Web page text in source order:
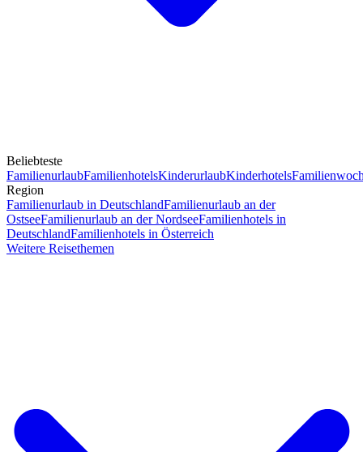
Beliebteste
FamilienurlaubFamilienhotelsKinderurlaubKinderhotels
Region
Familienurlaub in DeutschlandFamilienurlaub an der
OstseeFamilienurlaub an der NordseeFamilienhotels in
DeutschlandFamilienhotels in Österreich
Weitere Reisethemen